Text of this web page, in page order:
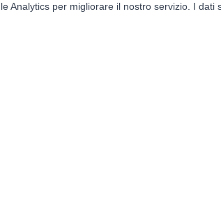
Analytics per migliorare il nostro servizio. I dati